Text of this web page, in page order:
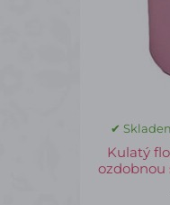
✔
Kulatý
ozdobnou